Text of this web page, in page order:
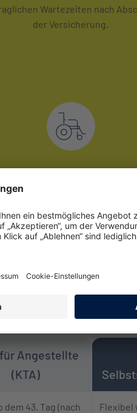
Wartezeiten nach
der Versicherung.
Weltweiter
Versicherungsschutz
einer medizinisch
Behandlung leisten
Angestellte
(KTA)
dem 43. Tag (nach
Flexibel